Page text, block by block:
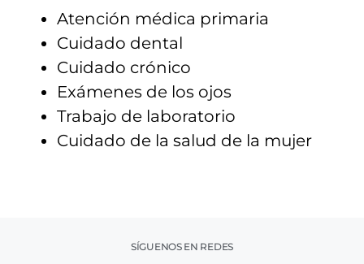
Atención médica primaria
Cuidado dental
Cuidado crónico
Exámenes de los ojos
Trabajo de laboratorio
Cuidado de la salud de la mujer
SÍGUENOS EN REDES